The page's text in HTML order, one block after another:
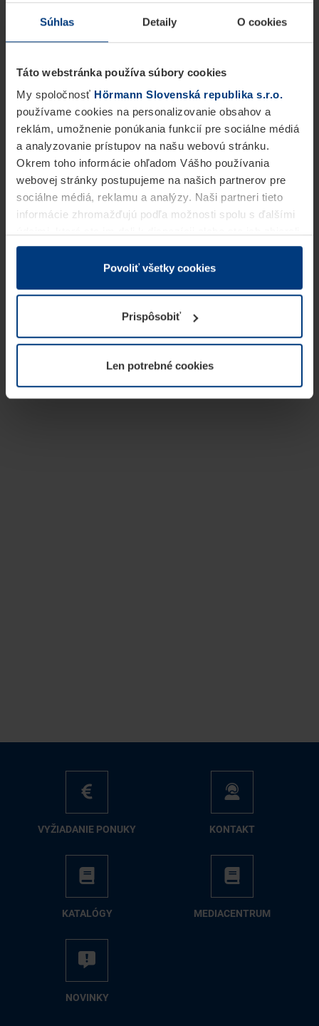
Súhlas Detaily O cookies
Táto webstránka používa súbory cookies
My spoločnosť Hörmann Slovenská republika s.r.o.
používame cookies na personalizovanie obsahov a
reklám, umožnenie ponúkania funkcií pre sociálne médiá
a analyzovanie prístupov na našu webovú stránku.
Okrem toho informácie ohľadom Vášho používania
webovej stránky postupujeme na našich partnerov pre
sociálne médiá, reklamu a analýzy. Naši partneri tieto
informácie zhromažďujú podľa možnosti spolu s ďalšími
v rámci Vášho využívania služieb.
Z právneho hľadiska môžeme cookies ukladať na Vašom
prevádzku tejto stránky. Pre všetky ostatné typy cookie
potrebujeme Vaše povolenie. Vaše povolenie môžete
kedykoľvek zmeniť alebo odvolať vo vysvetlení cookie
našej webovej stránky.
Povoliť všetky cookies
Prispôsobiť
Len potrebné cookies
VY­ŽIA­DA­NIE PO­NU­KY KON­TAKT
KA­TA­LÓ­GY ME­DIA­CEN­TRUM
NO­VIN­KY